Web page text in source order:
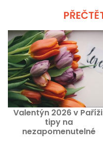
Valentýn 2026 v
tipy na
nezapomenutelné